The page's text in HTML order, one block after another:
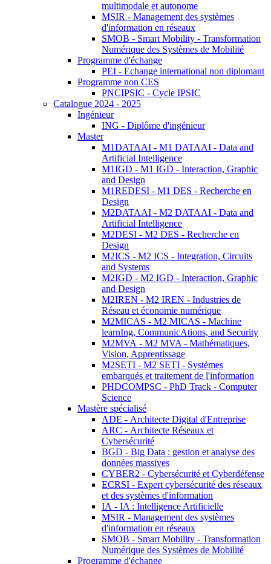
multimodale et autonome
MSIR - Management des systèmes
d'information en réseaux
SMOB - Smart Mobility - Transformation
Numérique des Systèmes de Mobilité
Programme d'échange
PEI - Echange international non diplomant
Programme non CES
PNCIPSIC - Cycle IPSIC
Catalogue 2024 - 2025
Ingénieur
ING - Diplôme d'ingénieur
Master
M1DATAAI - M1 DATAAI - Data and
Artificial Intelligence
M1IGD - M1 IGD - Interaction, Graphic
and Design
M1REDESI - M1 DES - Recherche en
Design
M2DATAAI - M2 DATAAI - Data and
Artificial Intelligence
M2DESI - M2 DES - Recherche en
Design
M2ICS - M2 ICS - Integration, Circuits
and Systems
M2IGD - M2 IGD - Interaction, Graphic
and Design
M2IREN - M2 IREN - Industries de
Réseau et économie numérique
M2MICAS - M2 MICAS - Machine
learnIng, CommunicAtions, and Security
M2MVA - M2 MVA - Mathématiques,
Vision, Apprentissage
M2SETI - M2 SETI - Systèmes
embarqués et traitement de l'information
PHDCOMPSC - PhD Track - Computer
Science
Mastère spécialisé
ADE - Architecte Digital d'Entreprise
ARC - Architecte Réseaux et
Cybersécurité
BGD - Big Data : gestion et analyse des
données massives
CYBER2 - Cybersécurité et Cyberdéfense
ECRSI - Expert cybersécurité des réseaux
et des systèmes d'information
IA - IA : Intelligence Artificielle
MSIR - Management des systèmes
d'information en réseaux
SMOB - Smart Mobility - Transformation
Numérique des Systèmes de Mobilité
Programme d'échange